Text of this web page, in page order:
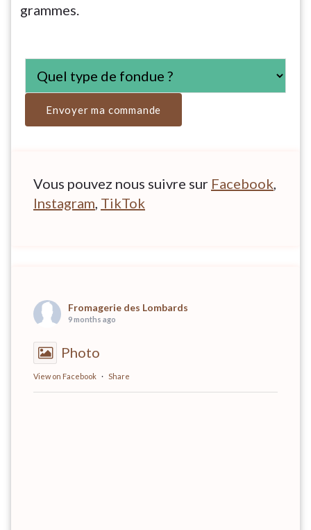
grammes.
Vous pouvez nous suivre sur Facebook
Instagram TikTok
Fromagerie des Lombards
9 months ago
Photo
View on Facebook · Share